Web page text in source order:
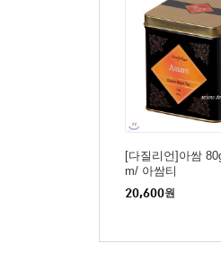
[다질리언]아쌈
m/ 아쌈티
20,600원